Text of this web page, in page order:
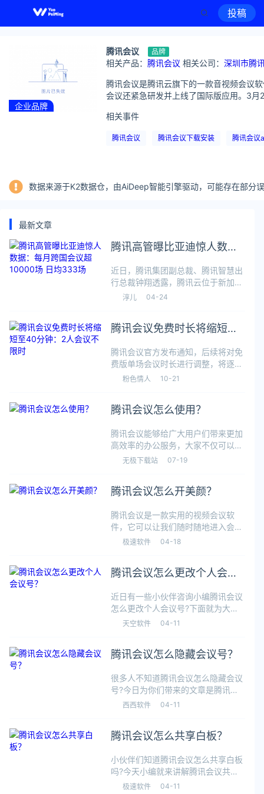
投稿
企业品牌
腾讯会议 品牌
相关产品： 腾讯会议 相关公司： 深圳市腾
腾讯会议是腾讯云旗下的一款音视频会议
会议还紧急研发并上线了国际版应用。3
相关事件
腾讯会议 腾讯会议下载安装 腾讯会议
数据来源于K2数据仓，由AiDeep智能引擎驱动，可能存在部分
最新文章
腾讯高管曝比亚迪惊人数
场 日均333场
近日，腾讯集团副总裁、腾讯智慧出
行总裁钟翔透露，腾讯云位于新加
坡、美国、日本、巴西等地的节点，
都要在腾讯会议上召开一万多场跨国
淳儿 04-24
腾讯会议免费时长将缩短至
腾讯会议官方发布通知，后续将对免
费版单场会议时长进行调整，将逐步
调整为40分钟，同时将推出权益更丰
会议免费版单场会议时长将逐步调整
粉色情人 10-21
腾讯会议怎么使用？
腾讯会议能够给广大用户们带来更加
高效率的办公服务，大家不仅可以在
这里进行实时沟通交流，还能够在这
能还不是很清楚腾讯会议怎么使用。
无极下载站 07-19
腾讯会议怎么开美颜？
腾讯会议是一款实用的视频会议软
件，它可以让我们随时随地进入会议
模式，提高我们的工作效率。那我们
想要了解的小伙伴赶快跟着小编继续
极速软件 04-18
腾讯会议怎么更改个人会议
近日有一些小伙伴咨询小编腾讯会议
怎么更改个人会议号?下面就为大家
带来了腾讯会议更改个人会议号的方
角个人头像(如图所示)。第二步：进
天空软件 04-11
腾讯会议怎么隐藏会议号？
很多人不知道腾讯会议怎么隐藏会议
号?今日为你们带来的文章是腾讯会
议隐藏会议号的方法，还有不清楚小
app(如图所示)。第二步：点击进入
西西软件 04-11
腾讯会议怎么共享白板？
小伙伴们知道腾讯会议怎么共享白板
吗?今天小编就来讲解腾讯会议共享
白板的方法，感兴趣的快跟小编一起
极速软件 04-11